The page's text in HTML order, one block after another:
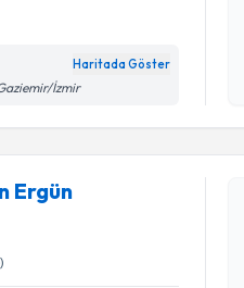
Haritada Göster
İzmir
Ergün